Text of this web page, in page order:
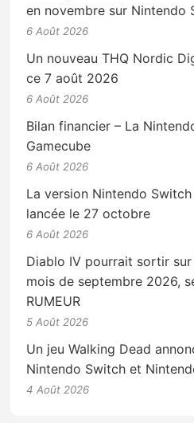
en novembre sur Nintendo
6 Août 2026
Un nouveau THQ Nordic
ce 7 août 2026
6 Août 2026
Bilan financier – La
Gamecube
6 Août 2026
La version Nintendo
lancée le 27 octobre
6 Août 2026
Diablo IV pourrait sortir
mois de septembre 2026,
RUMEUR
5 Août 2026
Un jeu Walking Dead
Nintendo Switch et
4 Août 2026